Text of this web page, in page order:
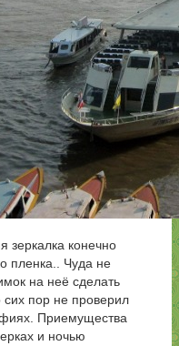
зеркалка конечно
пленка.. Чуда не
на неё сделать
пор не проверил
Приемущества
и ночью